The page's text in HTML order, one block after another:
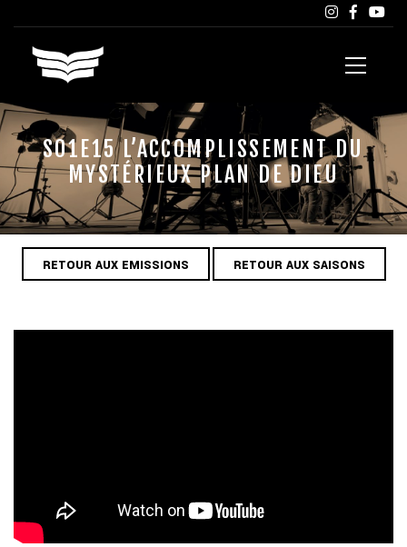
S01E15 L’ACCOMPLISSEMENT DU
MYSTÉRIEUX PLAN DE DIEU
RETOUR AUX EMISSIONS RETOUR AUX SAISONS